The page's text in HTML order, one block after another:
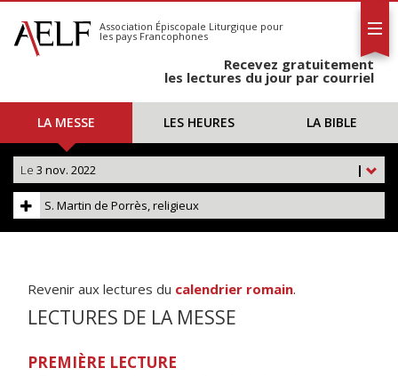
S'abonner
Calendrier
Association Épiscopale Liturgique pour
les pays Francophones
Recevez gratuitement
les lectures du jour par courriel
LA MESSE LES HEURES LA BIBLE
|
Le 3 nov. 2022
S. Martin de Porrès, religieux
Revenir aux lectures du calendrier romain.
LECTURES DE LA MESSE
PREMIÈRE LECTURE